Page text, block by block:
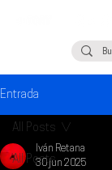
Entrada
All Posts
All Posts
Iván Retana
30 jun 2025